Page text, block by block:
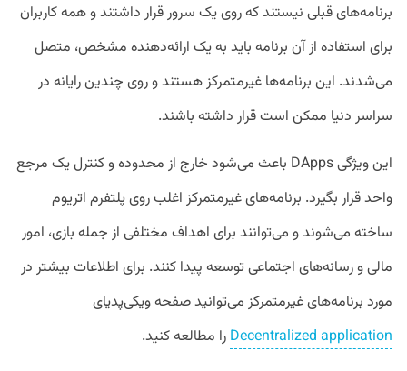
برنامه‌های قبلی نیستند که روی یک سرور قرار داشتند و همه کاربران
برای استفاده از آن برنامه باید به یک ارائه‌دهنده مشخص، متصل
می‌شدند. این برنامه‌ها غیرمتمرکز هستند و روی چندین رایانه در
سراسر دنیا ممکن است قرار داشته باشند.
این ویژگی DApps باعث می‌شود خارج از محدوده و کنترل یک مرجع
واحد قرار بگیرد. برنامه‌های غیرمتمرکز اغلب روی پلتفرم اتریوم
ساخته می‌شوند و می‌توانند برای اهداف مختلفی از جمله بازی، امور
مالی و رسانه‌های اجتماعی توسعه پیدا کنند. برای اطلاعات بیشتر در
مورد برنامه‌های غیرمتمرکز می‌توانید صفحه ویکی‌پدیای
Decentralized application را مطالعه کنید.